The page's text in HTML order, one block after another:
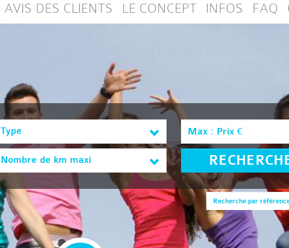
AVIS DES CLIENTS LE CONCEPT INFOS FAQ
Type
Nombre de km maxi